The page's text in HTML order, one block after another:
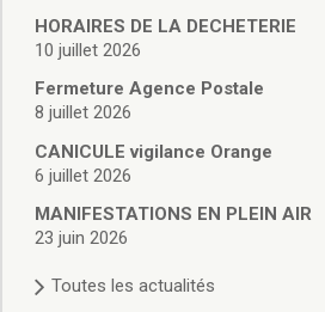
Cadastre
Actes d’état civil
Budget de
Budget d’Investissement
Conseils municipaux
Règlement du conseil
Délibérations 2025
HORAIRES DE LA DECHETERIE
10 juillet 2026
Fermeture Agence Postale
8 juillet 2026
CANICULE vigilance Orange
6 juillet 2026
MANIFESTATIONS EN PLEIN AIR
23 juin 2026
Toutes les actualités